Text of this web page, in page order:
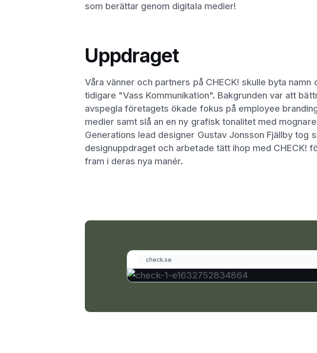
som berättar genom digitala medier!
Uppdraget
Våra vänner och partners på CHECK! skulle byta namn
tidigare "Vass Kommunikation". Bakgrunden var att
avspegla företagets ökade fokus på employee
medier samt slå an en ny grafisk tonalitet med
Generations lead designer Gustav Jonsson Fjällby tog
designuppdraget och arbetade tätt ihop med CHECK!
fram i deras nya manér.